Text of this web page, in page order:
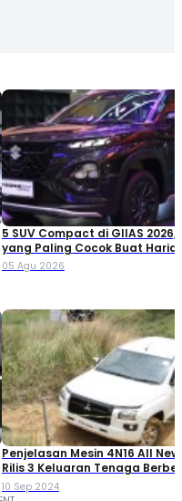
5 SUV Compact di GIIAS 2026,
yang Paling Cocok Buat
05 Agu 2026
Penjelasan Mesin 4N16 All
Rilis 3 Keluaran Tenaga
10 Sep 2024